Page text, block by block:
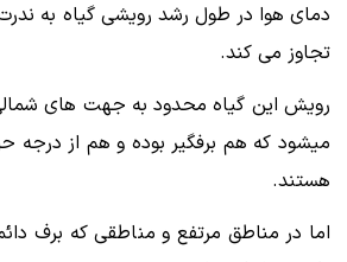
تجاوز می کند.
رویش این گیاه محدود به جهت های
میشود که هم برفگیر بوده و هم از درجه
هستند.
اما در مناطق مرتفع و مناطقی که برف